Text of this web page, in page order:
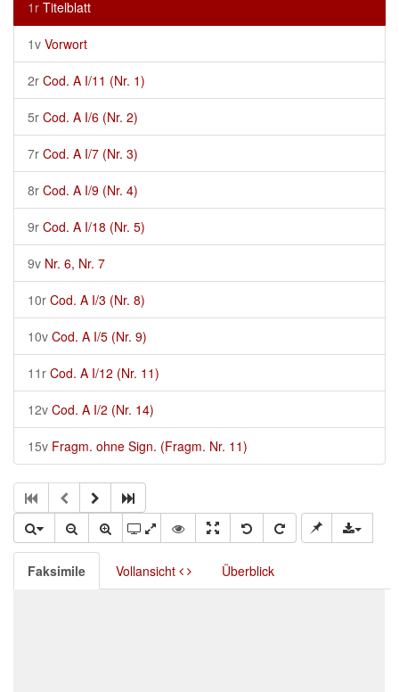
1r Titelblatt
1v Vorwort
2r Cod. A I/11 (Nr. 1)
5r Cod. A I/6 (Nr. 2)
7r Cod. A I/7 (Nr. 3)
8r Cod. A I/9 (Nr. 4)
9r Cod. A I/18 (Nr. 5)
9v Nr. 6, Nr. 7
10r Cod. A I/3 (Nr. 8)
10v Cod. A I/5 (Nr. 9)
11r Cod. A I/12 (Nr. 11)
12v Cod. A I/2 (Nr. 14)
15v Fragm. ohne Sign. (Fragm. Nr. 11)
Faksimile Vollansicht Überblick